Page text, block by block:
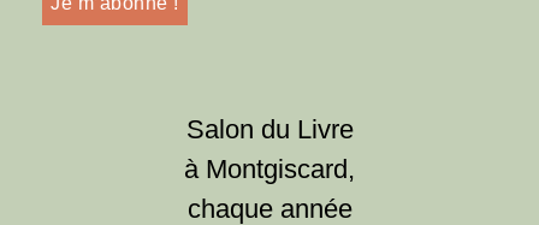
Salon du Livre
à Montgiscard,
chaque année